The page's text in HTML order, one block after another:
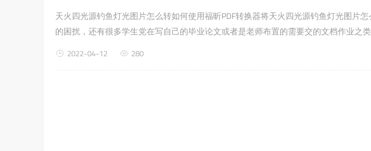
天火四光源钓鱼灯光图片怎么转如何使用福昕PDF转换器将天火四光源钓鱼灯光图片
的困扰，还有很多学生党在写自己的毕业论文或者是老师布置的需要交的文档作业之
2022-04-12 280